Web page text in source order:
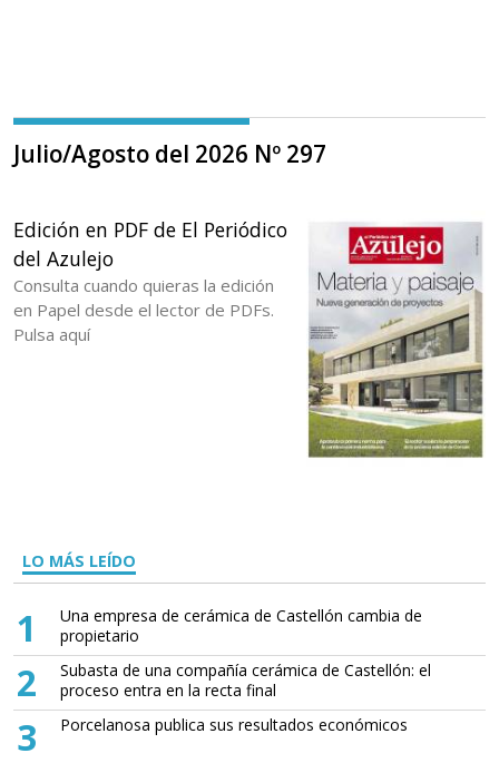
Julio/Agosto del 2026 Nº 297
Edición en PDF de El Periódico
del Azulejo
Consulta cuando quieras la edición
en Papel desde el lector de PDFs.
Pulsa aquí
LO MÁS LEÍDO
1
Una empresa de cerámica de Castellón cambia de
propietario
2
Subasta de una compañía cerámica de Castellón: el
proceso entra en la recta final
3 Porcelanosa publica sus resultados económicos